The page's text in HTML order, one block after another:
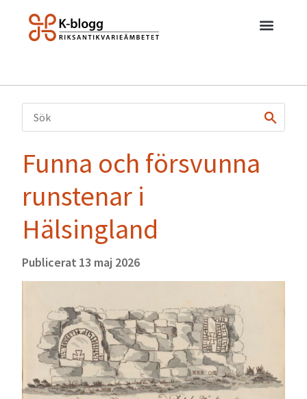
Funna och försvunna
runstenar i
Hälsingland
Publicerat 13 maj 2026